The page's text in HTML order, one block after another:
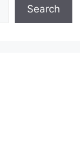
Search